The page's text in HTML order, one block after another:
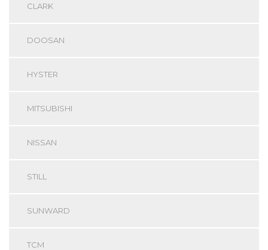
CLARK
DOOSAN
HYSTER
MITSUBISHI
NISSAN
STILL
SUNWARD
TCM